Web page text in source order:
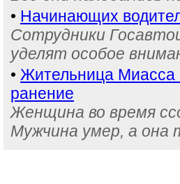
• Начинающих
Сотрудники
уделят особое
• Жительница Миасса
ранение
Женщина во время
Мужчина умер, а она